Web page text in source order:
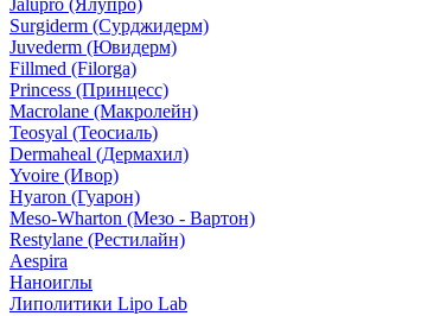
Jalupro (Ялупро)
Surgiderm (Сурджидерм)
Juvederm (Ювидерм)
Fillmed (Filorga)
Princess (Принцесс)
Macrolane (Макролейн)
Teosyal (Теосиаль)
Dermaheal (Дермахил)
Yvoire (Ивор)
Hyaron (Гуарон)
Meso-Wharton (Мезо - Вартон)
Restylane (Рестилайн)
Aespira
Наноиглы
Липолитики Lipo Lab